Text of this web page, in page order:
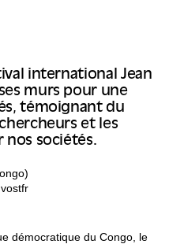
international Jean
murs pour une
témoignant du
et les
nos sociétés.
démocratique du Congo, le